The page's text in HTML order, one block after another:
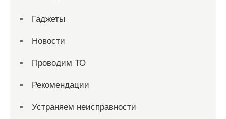
Гаджеты
Новости
Проводим ТО
Рекомендации
Устраняем неисправности